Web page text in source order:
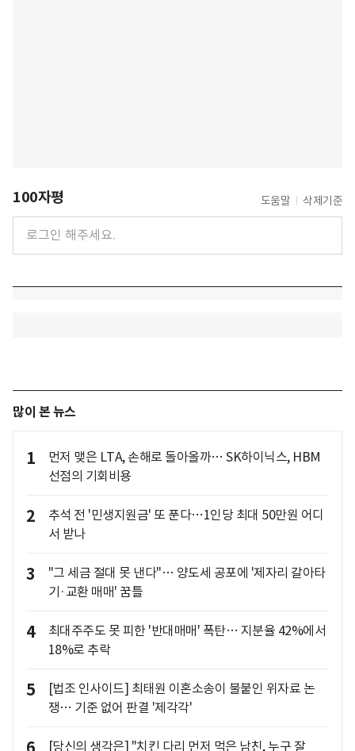
100자평 도움말 삭제기준
많이 본 뉴스
1
먼저 맺은 LTA, 손해로 돌아올까… SK하이닉스, HBM
선점의 기회비용
2
추석 전 '민생지원금' 또 푼다…1인당 최대 50만원 어디
서 받나
3
"그 세금 절대 못 낸다"… 양도세 공포에 '제자리 갈아타
기·교환 매매' 꿈틀
4
최대주주도 못 피한 '반대매매' 폭탄… 지분율 42%에서
18%로 추락
5
[법조 인사이드] 최태원 이혼소송이 불붙인 위자료 논
쟁… 기준 없어 판결 '제각각'
[당신의 생각은] "치킨 다리 먼저 먹은 남친, 누구 잘